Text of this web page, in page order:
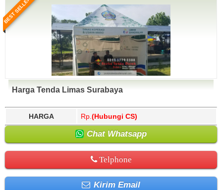
BEST SELLER
Harga Tenda Limas Surabaya
HARGA Rp. (Hubungi CS)
Chat Whatsapp
Telphone
Kirim Email